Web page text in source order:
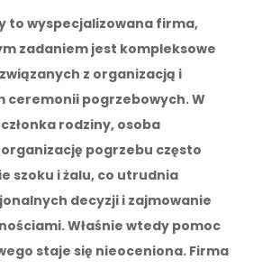
to wyspecjalizowana firma,
zadaniem jest kompleksowe
z organizacją i
ceremonii pogrzebowych. W
rodziny, osoba
pogrzebu często
szoku i żalu, co utrudnia
decyzji i zajmowanie
Właśnie wtedy pomoc
staje się nieoceniona. Firma